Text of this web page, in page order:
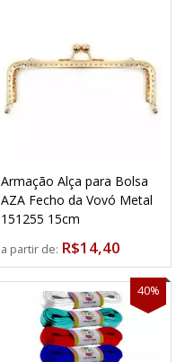
Armação Alça para Bolsa
AZA Fecho da Vovó Metal
151255 15cm
a partir de: R$14,40
40%